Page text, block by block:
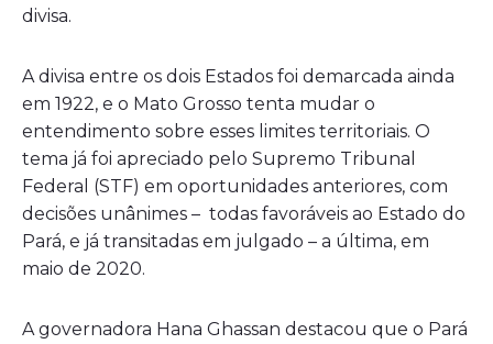
divisa.
A divisa entre os dois Estados foi demarcada ainda
em 1922, e o Mato Grosso tenta mudar o
entendimento sobre esses limites territoriais. O
tema já foi apreciado pelo Supremo Tribunal
Federal (STF) em oportunidades anteriores, com
decisões unânimes – todas favoráveis ao Estado do
Pará, e já transitadas em julgado – a última, em
maio de 2020.
A governadora Hana Ghassan destacou que o Pará